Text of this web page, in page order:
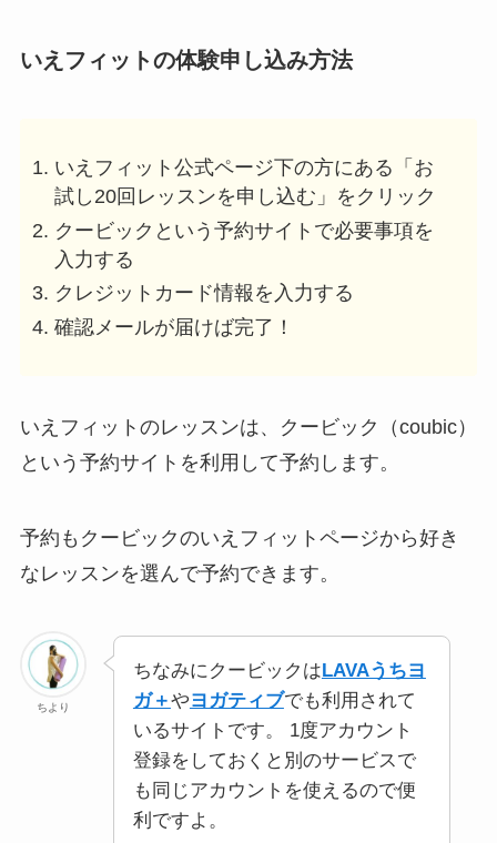
いえフィットの体験申し込み方法
いえフィット公式ページ下の方にある「お
試し20回レッスンを申し込む」をクリック
クービックという予約サイトで必要事項を
入力する
クレジットカード情報を入力する
確認メールが届けば完了！
いえフィットのレッスンは、クービック（coubic）
という予約サイトを利用して予約します。
予約もクービックのいえフィットページから好き
なレッスンを選んで予約できます。
ちより
ちなみにクービックはLAVAうちヨ
ガ＋やヨガティブでも利用されて
いるサイトです。 1度アカウント
登録をしておくと別のサービスで
も同じアカウントを使えるので便
利ですよ。